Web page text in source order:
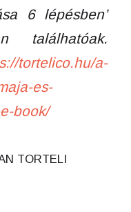
6 lépésben’
találhatóak.
tortelico.hu/a-
es-
book/
TORTELI